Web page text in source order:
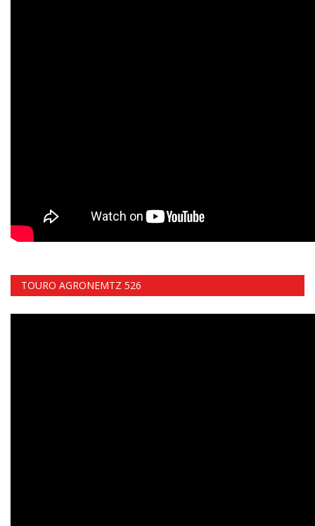
TOURO AGRONEMTZ 526